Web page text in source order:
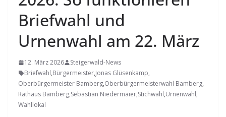
Briefwahl und
Urnenwahl am 22. März
12. März 2026
Steigerwald-News
Briefwahl,Bürgermeister,Jonas Glüsenkamp,
Oberbürgermeister Bamberg,Oberbürgermeisterwahl Bamberg,
Rathaus Bamberg,Sebastian Niedermaier,Stichwahl,Urnenwahl,
Wahllokal